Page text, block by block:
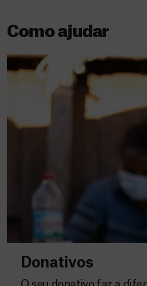
Como ajudar
Donativos